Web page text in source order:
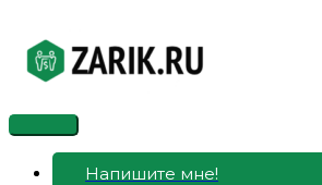
содержимому
Главное
меню
Напишите мне!